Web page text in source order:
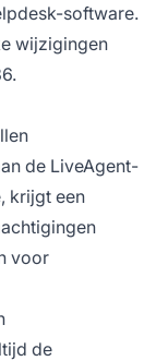
software.
wijzigingen
de LiveAgent-
krijgt een
voor
de